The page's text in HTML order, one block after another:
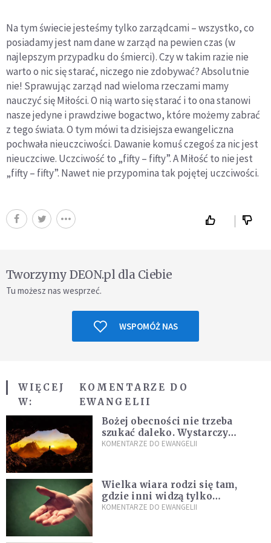
Na tym świecie jesteśmy tylko zarządcami – wszystko, co
posiadamy jest nam dane w zarząd na pewien czas (w
najlepszym przypadku do śmierci). Czy w takim razie nie
warto o nic się starać, niczego nie zdobywać? Absolutnie
nie! Sprawując zarząd nad wieloma rzeczami mamy
nauczyć się Miłości. O nią warto się starać i to ona stanowi
nasze jedyne i prawdziwe bogactwo, które możemy zabrać
z tego świata. O tym mówi ta dzisiejsza ewangeliczna
pochwała nieuczciwości. Dawanie komuś czegoś za nic jest
nieuczciwe. Uczciwość to „fifty – fifty”. A Miłość to nie jest
„fifty – fifty”. Nawet nie przypomina tak pojętej uczciwości.
Tworzymy DEON.pl dla Ciebie
Tu możesz nas wesprzeć.
WSPOMÓŻ NAS
WIĘCEJ
W:
KOMENTARZE DO
EWANGELII
Bożej obecności nie trzeba
szukać daleko. Wystarczy
nauczyć się słuchać
KOMENTARZE DO EWANGELII
Wielka wiara rodzi się tam,
gdzie inni widzą tylko
przeszkody
KOMENTARZE DO EWANGELII